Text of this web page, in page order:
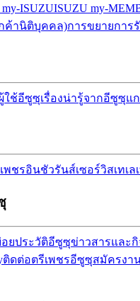
ISUZUISUZU my-
ค้านิติบุคคล)การขยายการ
ใช้อีซูซุเรื่องน่ารู้จากอีซูซุแ
พชรอินชัวรันส์เซอร์วิสเทเล
ยประวัติอีซูซุข่าวสารและ
ติดต่อตรีเพชรอีซูซุสมัครงา